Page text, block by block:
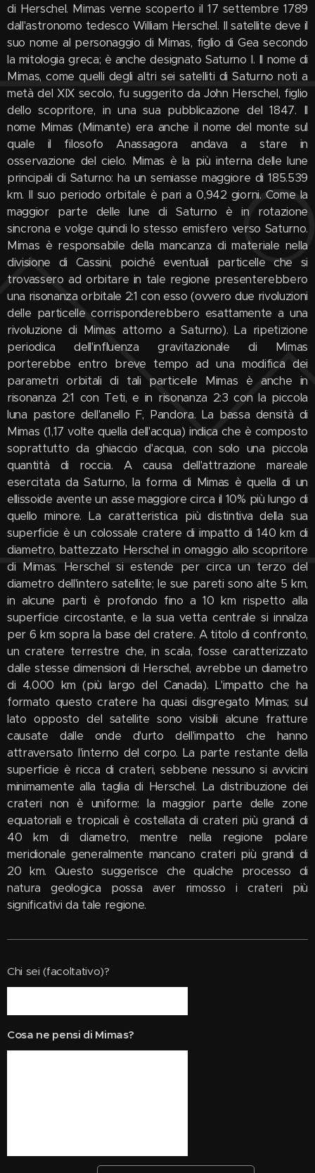
di Herschel. Mimas venne scoperto il 17 settembre 1789
dall'astronomo tedesco William Herschel. Il satellite deve il
suo nome al personaggio di Mimas, figlio di Gea secondo
la mitologia greca; è anche designato Saturno I. Il nome di
Mimas, come quelli degli altri sei satelliti di Saturno noti a
metà del XIX secolo, fu suggerito da John Herschel, figlio
dello scopritore, in una sua pubblicazione del 1847. Il
nome Mimas (Mimante) era anche il nome del monte sul
quale il filosofo Anassagora andava a stare in
osservazione del cielo. Mimas è la più interna delle lune
principali di Saturno: ha un semiasse maggiore di 185.539
km. Il suo periodo orbitale è pari a 0,942 giorni. Come la
maggior parte delle lune di Saturno è in rotazione
sincrona e volge quindi lo stesso emisfero verso Saturno.
Mimas è responsabile della mancanza di materiale nella
divisione di Cassini, poiché eventuali particelle che si
trovassero ad orbitare in tale regione presenterebbero
una risonanza orbitale 2:1 con esso (ovvero due rivoluzioni
delle particelle corrisponderebbero esattamente a una
rivoluzione di Mimas attorno a Saturno). La ripetizione
periodica dell'influenza gravitazionale di Mimas
porterebbe entro breve tempo ad una modifica dei
parametri orbitali di tali particelle Mimas è anche in
risonanza 2:1 con Teti, e in risonanza 2:3 con la piccola
luna pastore dell'anello F, Pandora. La bassa densità di
Mimas (1,17 volte quella dell'acqua) indica che è composto
soprattutto da ghiaccio d'acqua, con solo una piccola
quantità di roccia. A causa dell'attrazione mareale
esercitata da Saturno, la forma di Mimas è quella di un
ellissoide avente un asse maggiore circa il 10% più lungo di
quello minore. La caratteristica più distintiva della sua
superficie è un colossale cratere di impatto di 140 km di
diametro, battezzato Herschel in omaggio allo scopritore
di Mimas. Herschel si estende per circa un terzo del
diametro dell'intero satellite; le sue pareti sono alte 5 km,
in alcune parti è profondo fino a 10 km rispetto alla
superficie circostante, e la sua vetta centrale si innalza
per 6 km sopra la base del cratere. A titolo di confronto,
un cratere terrestre che, in scala, fosse caratterizzato
dalle stesse dimensioni di Herschel, avrebbe un diametro
di 4.000 km (più largo del Canada). L'impatto che ha
formato questo cratere ha quasi disgregato Mimas; sul
lato opposto del satellite sono visibili alcune fratture
causate dalle onde d'urto dell'impatto che hanno
attraversato l'interno del corpo. La parte restante della
superficie è ricca di crateri, sebbene nessuno si avvicini
minimamente alla taglia di Herschel. La distribuzione dei
crateri non è uniforme: la maggior parte delle zone
equatoriali e tropicali è costellata di crateri più grandi di
40 km di diametro, mentre nella regione polare
meridionale generalmente mancano crateri più grandi di
20 km. Questo suggerisce che qualche processo di
natura geologica possa aver rimosso i crateri più
significativi da tale regione.
Chi sei (facoltativo)?
Cosa ne pensi di Mimas?